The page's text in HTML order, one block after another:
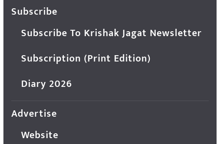
Subscribe
Subscribe To Krishak Jagat Newsletter
Subscription (Print Edition)
Diary 2026
Advertise
Website